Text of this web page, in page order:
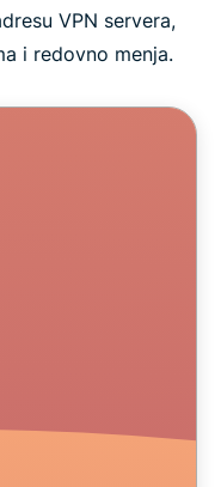
VPN servera,
i redovno menja.